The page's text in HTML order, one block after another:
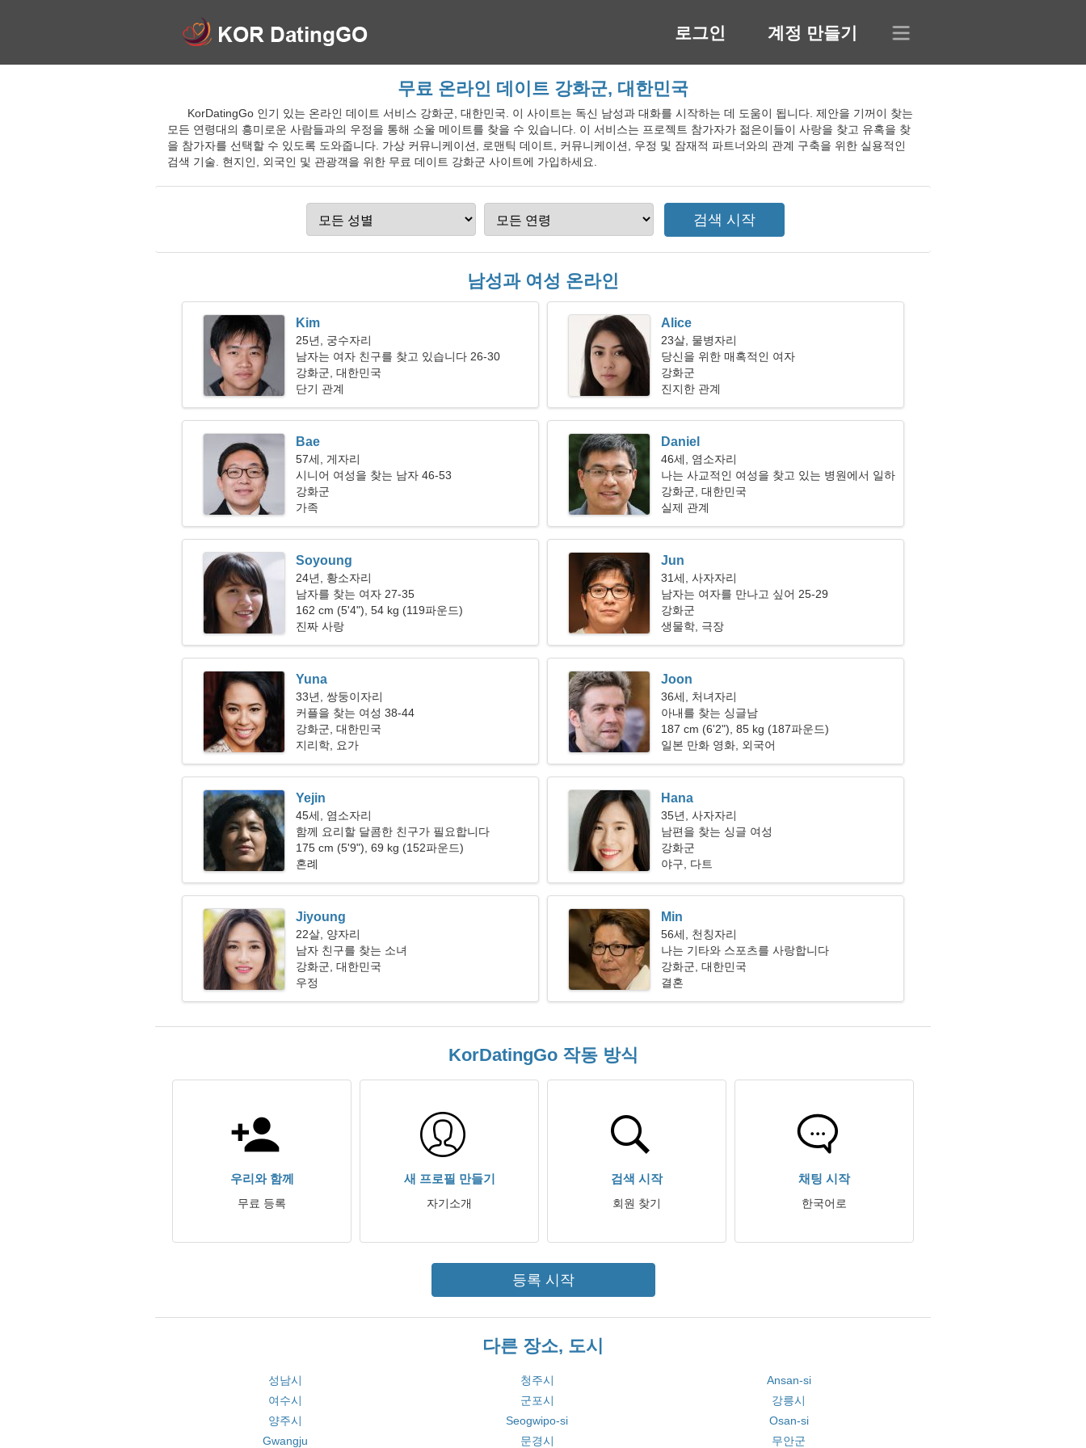
로그인 계정 만들기
무료 온라인 데이트 강화군, 대한민국
KorDatingGo 인기 있는 온라인 데이트 서비스 강화군, 대한민국. 이 사이트는 독신 남성과 대화를 시작하는 데 도움이 됩니다. 제안을 기꺼이 찾는
모든 연령대의 흥미로운 사람들과의 우정을 통해 소울 메이트를 찾을 수 있습니다. 이 서비스는 프로젝트 참가자가 젊은이들이 사랑을 찾고 유혹을 찾
을 참가자를 선택할 수 있도록 도와줍니다. 가상 커뮤니케이션, 로맨틱 데이트, 커뮤니케이션, 우정 및 잠재적 파트너와의 관계 구축을 위한 실용적인
검색 기술. 현지인, 외국인 및 관광객을 위한 무료 데이트 강화군 사이트에 가입하세요.
남성과 여성 온라인
Kim
25년, 궁수자리
남자는 여자 친구를 찾고 있습니다 26-30
강화군, 대한민국
단기 관계
Alice
23살, 물병자리
당신을 위한 매혹적인 여자
강화군
진지한 관계
Bae
57세, 게자리
시니어 여성을 찾는 남자 46-53
강화군
가족
Daniel
46세, 염소자리
나는 사교적인 여성을 찾고 있는 병원에서 일하
고 있습니다
강화군, 대한민국
실제 관계
Soyoung
24년, 황소자리
남자를 찾는 여자 27-35
162 cm (5'4"), 54 kg (119파운드)
진짜 사랑
Jun
31세, 사자자리
남자는 여자를 만나고 싶어 25-29
강화군
생물학, 극장
Yuna
33년, 쌍둥이자리
커플을 찾는 여성 38-44
강화군, 대한민국
지리학, 요가
Joon
36세, 처녀자리
아내를 찾는 싱글남
187 cm (6'2"), 85 kg (187파운드)
일본 만화 영화, 외국어
Yejin
45세, 염소자리
함께 요리할 달콤한 친구가 필요합니다
175 cm (5'9"), 69 kg (152파운드)
혼례
Hana
35년, 사자자리
남편을 찾는 싱글 여성
강화군
야구, 다트
Jiyoung
22살, 양자리
남자 친구를 찾는 소녀
강화군, 대한민국
우정
Min
56세, 천칭자리
나는 기타와 스포츠를 사랑합니다
강화군, 대한민국
결혼
KorDatingGo 작동 방식
우리와 함께
무료 등록
새 프로필 만들기
자기소개
검색 시작
회원 찾기
채팅 시작
한국어로
등록 시작
다른 장소, 도시
성남시 청주시
Ansan-si
여수시
군포시
강릉시
양주시
Seogwipo-si
Osan-si
Gwangju
문경시 무안군